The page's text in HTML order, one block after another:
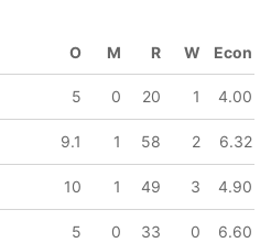
O M R W Econ
5 0 20 1 4.00
9.1 1 58 2 6.32
10 1 49 3 4.90
5 0 33 0 6.60